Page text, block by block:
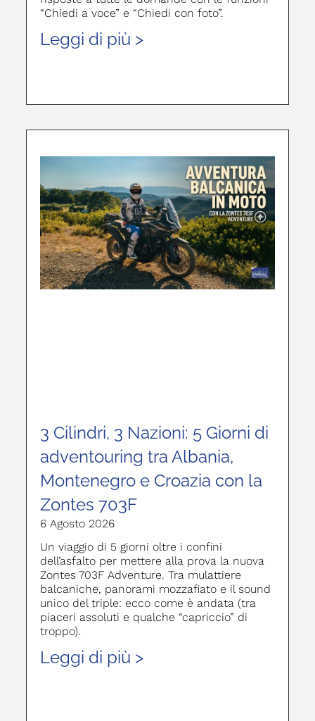
“Chiedi a voce” e “Chiedi con foto”.
Leggi di più >
3 Cilindri, 3 Nazioni: 5 Giorni di
adventouring tra Albania,
Montenegro e Croazia con la
Zontes 703F
6 Agosto 2026
Un viaggio di 5 giorni oltre i confini
dell’asfalto per mettere alla prova la nuova
Zontes 703F Adventure. Tra mulattiere
balcaniche, panorami mozzafiato e il sound
unico del triple: ecco come è andata (tra
piaceri assoluti e qualche “capriccio” di
troppo).
Leggi di più >